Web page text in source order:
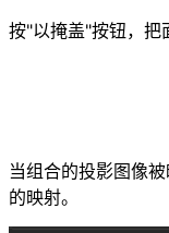
按"以掩盖"按钮，把
当组合的投影图像
的映射。